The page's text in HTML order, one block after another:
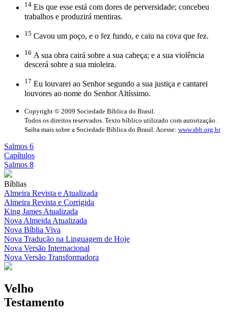
14 Eis que esse está com dores de perversidade; concebeu
trabalhos e produzirá mentiras.
15 Cavou um poço, e o fez fundo, e caiu na cova que fez.
16 A sua obra cairá sobre a sua cabeça; e a sua violência
descerá sobre a sua mioleira.
17 Eu louvarei ao Senhor segundo a sua justiça e cantarei
louvores ao nome do Senhor Altíssimo.
Copyright © 2009 Sociedade Bíblica do Brasil.
Todos os direitos reservados. Texto bíblico utilizado com autorização.
Saiba mais sobre a Sociedade Bíblica do Brasil. Acesse: www.sbb.org.br
Salmos 6
Capítulos
Salmos 8
Bíblias
Almeira Revista e Atualizada
Almeira Revista e Corrigida
King James Atualizada
Nova Almeida Atualizada
Nova Bíblia Viva
Nova Tradução na Linguagem de Hoje
Nova Versão Internacional
Nova Versão Transformadora
Velho
Testamento